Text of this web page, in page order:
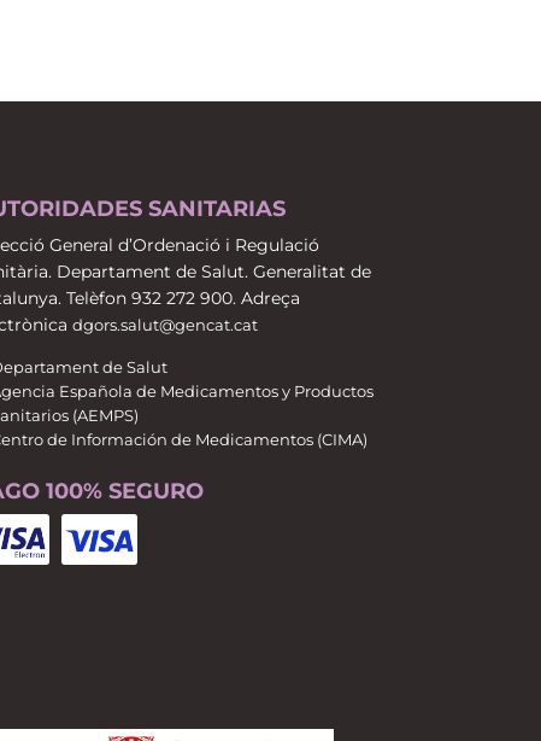
SANITARIAS
General d’Ordenació i Regulació
Departament de Salut. Generalitat de
Telèfon 932 272 900. Adreça
dgors.salut@gencat.cat
de Salut
Española de Medicamentos y Productos
(AEMPS)
de Información de Medicamentos (CIMA)
100% SEGURO